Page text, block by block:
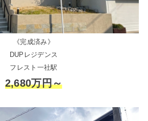
《完成済み》
DUPレジデンス
フレスト一社駅
2,680万円～